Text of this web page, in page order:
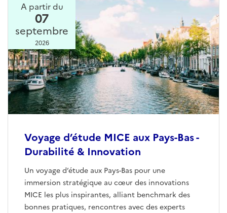
Voyage d’étude MICE aux Pays-Bas -
Durabilité & Innovation
Un voyage d’étude aux Pays-Bas pour une
immersion stratégique au cœur des innovations
MICE les plus inspirantes, alliant benchmark des
bonnes pratiques, rencontres avec des experts
A partir du
07
septembre
2026